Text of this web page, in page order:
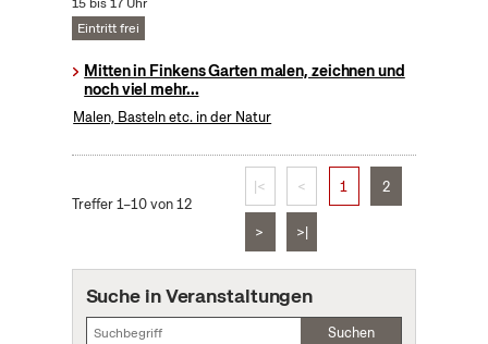
Eintritt frei
Mitten in Finkens Garten malen, zeichnen und
noch viel mehr...
Malen, Basteln etc. in der Natur
Treffer 1–10 von 12
|< < 1 2
> >|
Suche in Veranstaltungen
Suchen